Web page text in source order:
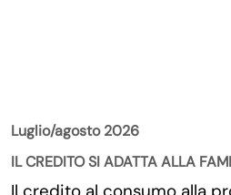
Luglio/agosto 2026
IL CREDITO SI ADATTA ALLA